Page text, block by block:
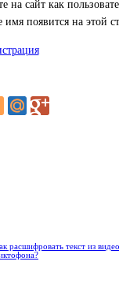
на сайт как
появится на этой
расшифровать текст из